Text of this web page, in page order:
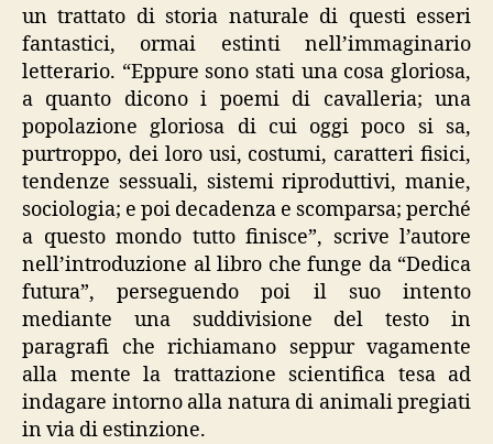
un trattato di storia naturale di questi esseri
fantastici, ormai estinti nell’immaginario
letterario. “Eppure sono stati una cosa gloriosa,
a quanto dicono i poemi di cavalleria; una
popolazione gloriosa di cui oggi poco si sa,
purtroppo, dei loro usi, costumi, caratteri fisici,
tendenze sessuali, sistemi riproduttivi, manie,
sociologia; e poi decadenza e scomparsa; perché
a questo mondo tutto finisce”, scrive l’autore
nell’introduzione al libro che funge da “Dedica
futura”, perseguendo poi il suo intento
mediante una suddivisione del testo in
paragrafi che richiamano seppur vagamente
alla mente la trattazione scientifica tesa ad
indagare intorno alla natura di animali pregiati
in via di estinzione.